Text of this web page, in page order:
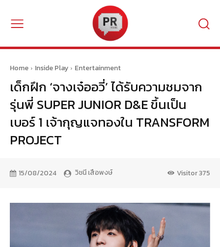
Home Inside Play Entertainment
เด็กฝึก ‘จางเจ๋ออวี่’ ได้รับความชมจาก
รุ่นพี่ SUPER JUNIOR D&E ขึ้นเป็น
เบอร์ 1 เจ้ากุญแจทองใน TRANSFORM
PROJECT
15/08/2024 วิชนี เสือพงษ์ Visitor375